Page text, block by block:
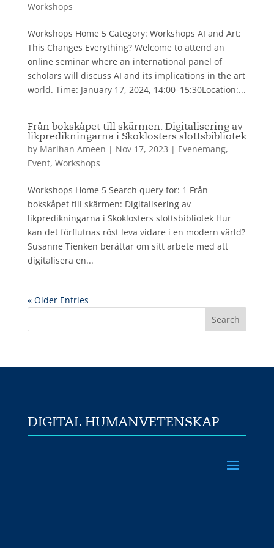
Workshops
Workshops Home 5 Category: Workshops AI and Art:
This Changes Everything? Welcome to attend an
online seminar where an international panel of
scholars will discuss AI and its implications in the art
world. Time: January 17, 2024, 14:00–15:30Location:...
Från bokskåpet till skärmen: Digitalisering av
likpredikningarna i Skoklosters slottsbibliotek
by Marihan Ameen | Nov 17, 2023 | Evenemang,
Event, Workshops
Workshops Home 5 Search query for: 1 Från
bokskåpet till skärmen: Digitalisering av
likpredikningarna i Skoklosters slottsbibliotek Hur
kan det förflutnas röst leva vidare i en modern värld?
Susanne Tienken berättar om sitt arbete med att
digitalisera en...
« Older Entries
DIGITAL HUMANVETENSKAP